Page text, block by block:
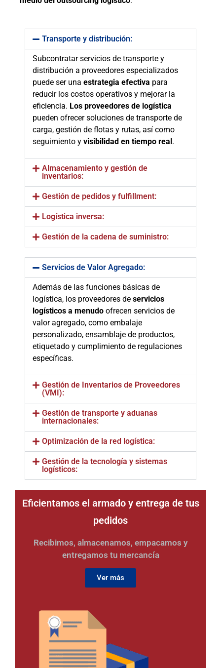
Transporte y distribución:
Subcontratar servicios de transporte y
distribución a proveedores especializados
puede ser una estrategia efectiva para
reducir los costos operativos y mejorar la
eficiencia. Los proveedores de logística
pueden ofrecer soluciones de transporte de
carga, gestión de flotas y rutas, así como
seguimiento y visibilidad en tiempo real.
Almacenamiento y gestión de
inventarios:
Gestión de pedidos y fulfillment:
Logística inversa:
Gestión de la cadena de suministro:
Servicios de Valor Agregado:
Además de las funciones básicas de
logística, los proveedores de servicios
logísticos a menudo ofrecen servicios de
valor agregado, como embalaje
personalizado, ensamblaje de productos,
etiquetado y cumplimiento de regulaciones
específicas.
Gestión de Inventarios de Proveedores
(VMI):
Gestión de transporte y aduanas
internacionales:
Optimización de la red logística:
Gestión de la tecnología y sistemas
logísticos:
Eficientamos el armado y entrega de tus
pedidos
Recibimos, almacenamos, empacamos y
entregamos tu mercancía
Ver más